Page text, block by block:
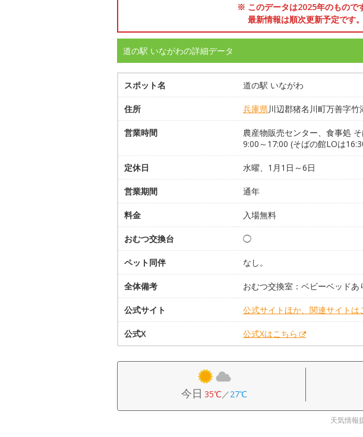
※ このデータは2025年のもので
最新情報は順次更新予定です。
道の駅 いながわの詳細データ
スポット名 道の駅 いながわ
住所 兵庫県川辺郡猪名川町万善字竹
営業時間
農産物販売センター、食事処
9:00～17:00 (そばの館LOは
定休日 水曜、1月1日～6日
営業期間 通年
料金 入場無料
おむつ交換台 ◯
ペット同伴 なし。
全体備考 おむつ交換室：ベビーベッドあ
公式サイト 公式サイトほか、関連サイトは
公式X 公式Xはこちら
今日 35℃／27℃
天気情報